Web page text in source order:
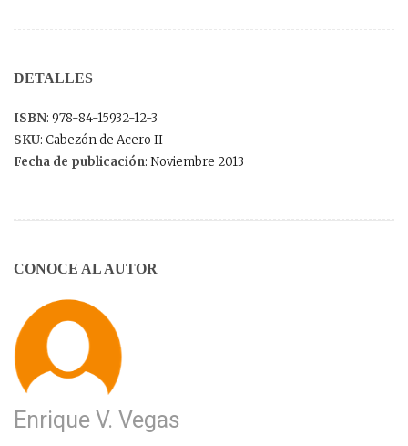
DETALLES
ISBN: 978-84-15932-12-3
SKU: Cabezón de Acero II
Fecha de publicación: Noviembre 2013
CONOCE AL AUTOR
Enrique V. Vegas